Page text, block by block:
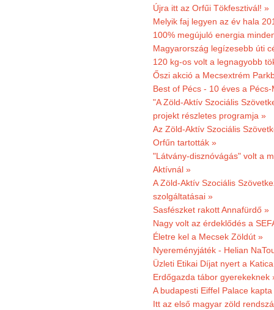
Újra itt az Orfűi Tökfesztivál! »
Melyik faj legyen az év hala
100% megújuló energia
Magyarország legízesebb úti
120 kg-os volt a legnagyobb
Őszi akció a Mecsextrém
Best of Pécs - 10 éves a
"A Zöld-Aktív Szociális
projekt részletes programja »
Az Zöld-Aktív Szociális
Orfűn tartották »
"Látvány-disznóvágás" volt a
Aktívnál »
A Zöld-Aktív Szociális
szolgáltatásai »
Sasfészket rakott Annafürdő »
Nagy volt az érdeklődés a
Életre kel a Mecsek Zöldút »
Nyereményjáték - Helian
Üzleti Etikai Díjat nyert a
Erdőgazda tábor gyerekeknek
A budapesti Eiffel Palace
Itt az első magyar zöld